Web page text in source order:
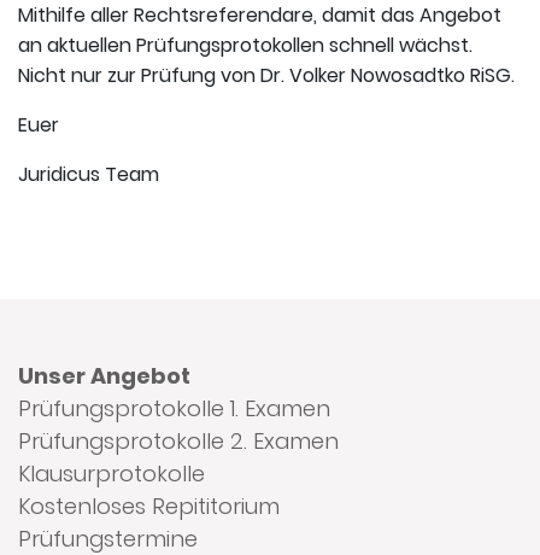
Mithilfe aller Rechtsreferendare, damit das Angebot
an aktuellen Prüfungsprotokollen schnell wächst.
Nicht nur zur Prüfung von Dr. Volker Nowosadtko RiSG.
Euer
Juridicus Team
Unser Angebot
Prüfungsprotokolle 1. Examen
Prüfungsprotokolle 2. Examen
Klausurprotokolle
Kostenloses Repititorium
Prüfungstermine